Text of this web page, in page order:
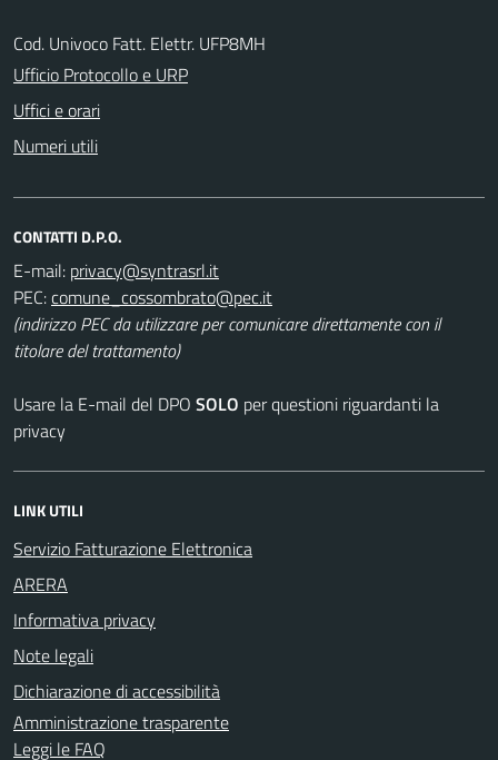
Cod. Univoco Fatt. Elettr. UFP8MH
Ufficio Protocollo e URP
Uffici e orari
Numeri utili
CONTATTI D.P.O.
E-mail:
PEC:
(indirizzo PEC da utilizzare per comunicare direttamente con il
titolare del trattamento)
Usare la E-mail del DPO SOLO per questioni riguardanti la
privacy
LINK UTILI
Servizio Fatturazione Elettronica
ARERA
Informativa privacy
Note legali
Dichiarazione di accessibilità
Amministrazione trasparente
Leggi le FAQ